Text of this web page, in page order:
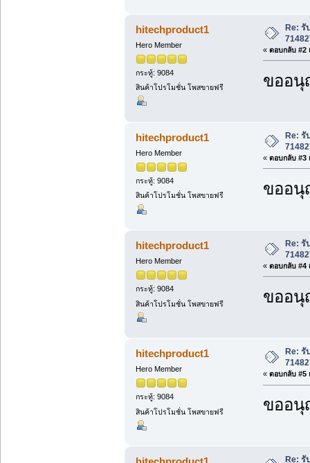
hitechproduct1
Hero Member
กระทู้: 9084
สินค้าโปรโมชั่น โพสขายฟรี
Re: รั
« ตอบกลับ #2
ขออนุ
hitechproduct1
Hero Member
กระทู้: 9084
สินค้าโปรโมชั่น โพสขายฟรี
Re: รั
« ตอบกลับ #3
ขออนุ
hitechproduct1
Hero Member
กระทู้: 9084
สินค้าโปรโมชั่น โพสขายฟรี
Re:
« ตอบกลับ #4
ขออนุ
hitechproduct1
Hero Member
กระทู้: 9084
สินค้าโปรโมชั่น โพสขายฟรี
Re:
« ตอบกลับ #5
ขออนุ
Re: